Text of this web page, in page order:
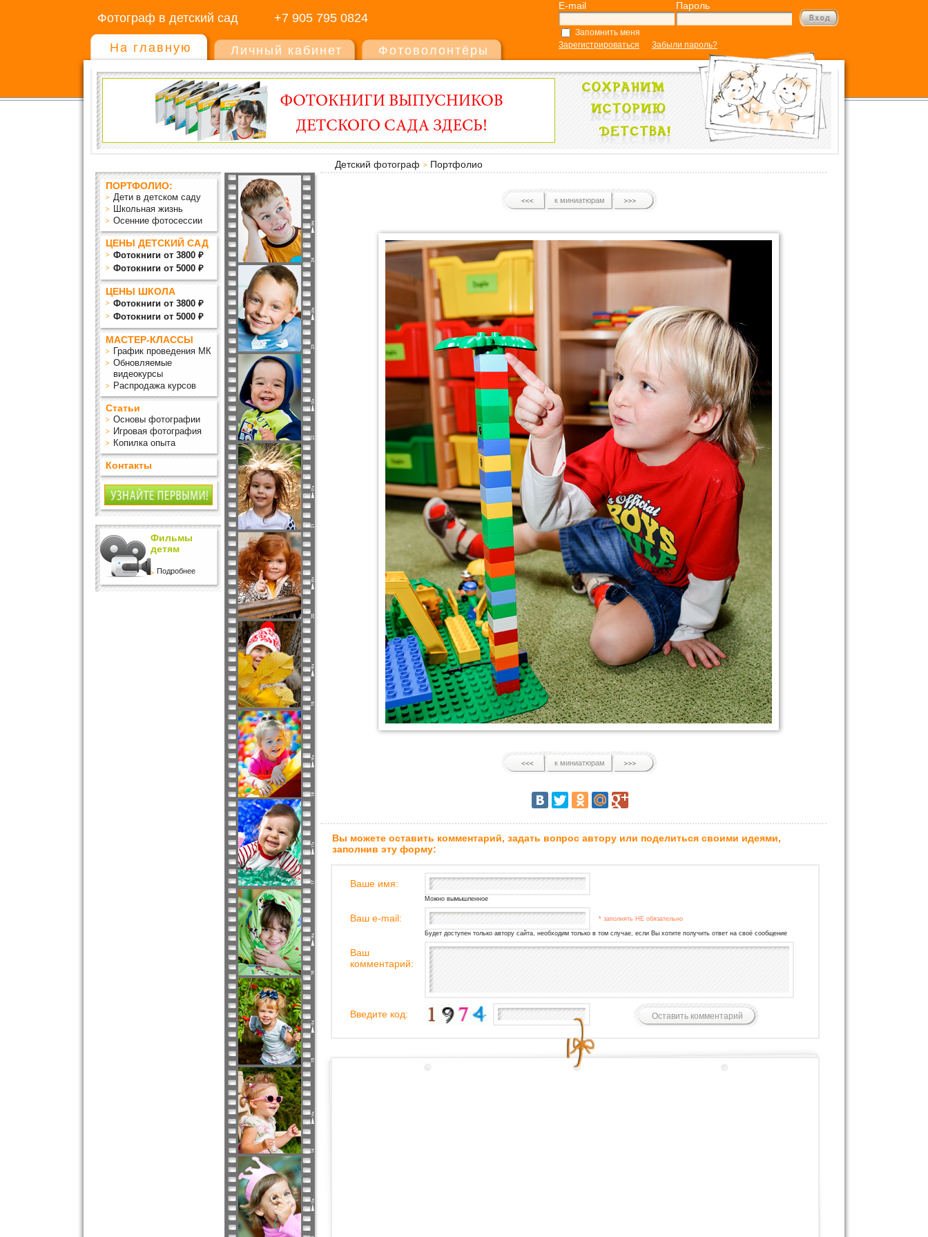
Фотограф в детский сад +7 905 795 0824
E-mail Пароль
Запомнить меня
Зарегистрироваться
Забыли пароль?
На главную Личный кабинет Фотоволонтёры
Детский фотограф
Портфолио
ПОРТФОЛИО:
Дети в детском саду
Школьная жизнь
Осенние фотосессии
ЦЕНЫ ДЕТСКИЙ САД
Фотокниги от 3800 ₽
Фотокниги от 5000 ₽
ЦЕНЫ ШКОЛА
Фотокниги от 3800 ₽
Фотокниги от 5000 ₽
МАСТЕР-КЛАССЫ
График проведения МК
Обновляемые
видеокурсы
Распродажа курсов
Статьи
Основы фотографии
Игровая фотография
Копилка опыта
Контакты
Фильмы
детям
Подробнее
к миниатюрам
к миниатюрам
Вы можете оставить комментарий, задать вопрос автору или поделиться своими идеями,
заполнив эту форму:
Ваше имя:
Можно вымышленное
Ваш e-mail: * заполнять НЕ обязательно
Будет доступен только автору сайта, необходим только в том случае, если Вы хотите получить ответ на своё сообщение
Ваш
комментарий:
Введите код: